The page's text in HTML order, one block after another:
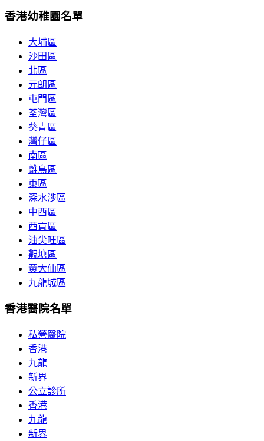
香港幼稚園名單
大埔區
沙田區
北區
元朗區
屯門區
荃灣區
葵青區
灣仔區
南區
離島區
東區
深水涉區
中西區
西貢區
油尖旺區
觀塘區
黃大仙區
九龍城區
香港醫院名單
私營醫院
香港
九龍
新界
公立診所
香港
九龍
新界